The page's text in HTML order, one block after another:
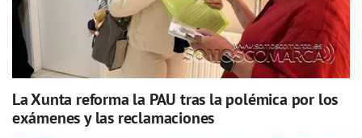
La Xunta reforma la PAU tras la polémica por los
exámenes y las reclamaciones